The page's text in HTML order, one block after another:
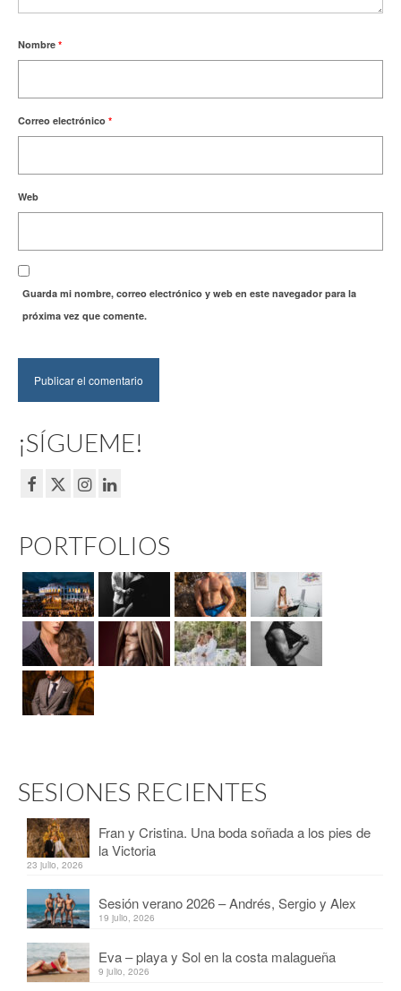
Nombre *
Correo electrónico *
Web
Guarda mi nombre, correo electrónico y web en este navegador para la
próxima vez que comente.
¡SÍGUEME!
PORTFOLIOS
SESIONES RECIENTES
Fran y Cristina. Una boda soñada a los pies de
la Victoria
23 julio, 2026
Sesión verano 2026 – Andrés, Sergio y Alex
19 julio, 2026
Eva – playa y Sol en la costa malagueña
9 julio, 2026